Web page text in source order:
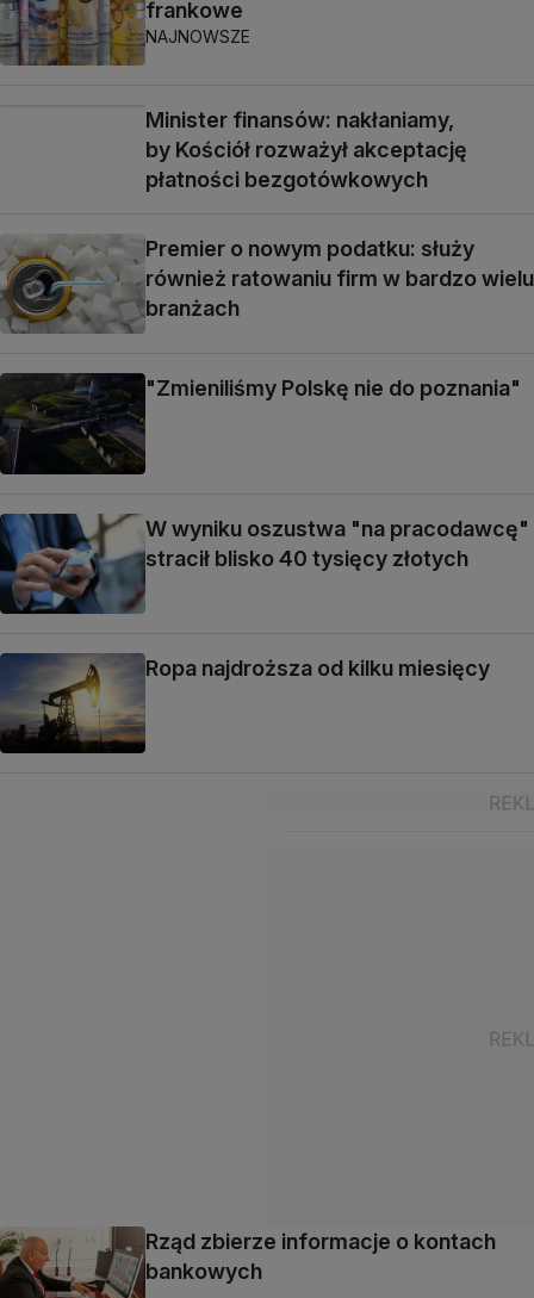
frankowe
NAJNOWSZE
Minister finansów: nakłaniamy,
by Kościół rozważył akceptację
płatności bezgotówkowych
Premier o nowym podatku: służy
również ratowaniu firm w bardzo wielu
branżach
"Zmieniliśmy Polskę nie do poznania"
W wyniku oszustwa "na pracodawcę"
stracił blisko 40 tysięcy złotych
Ropa najdroższa od kilku miesięcy
Rząd zbierze informacje o kontach
bankowych